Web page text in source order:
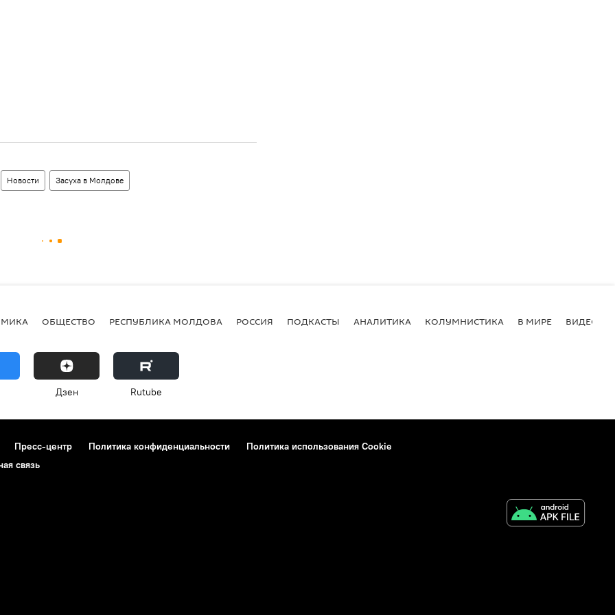
Новости Засуха в Молдове
ОБЩЕСТВО РЕСПУБЛИКА МОЛДОВА РОССИЯ ПОДКАСТЫ АНАЛИТИКА КОЛУМНИСТИКА В МИРЕ ВИДЕО
Дзен Rutube
Пресс-центр Политика конфиденциальности
Политика использования Cookie
связь